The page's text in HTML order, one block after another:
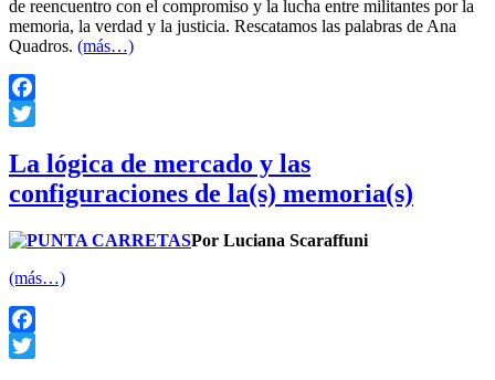
de reencuentro con el compromiso y la lucha entre militantes por la
memoria, la verdad y la justicia. Rescatamos las palabras de Ana
Quadros. (más…)
Facebook
La lógica de mercado y las
configuraciones de la(s) memoria(s)
Por Luciana Scaraffuni
(más…)
Facebook